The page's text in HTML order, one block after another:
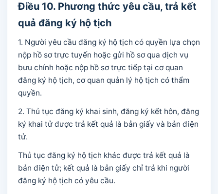
Điều 10. Phương thức yêu cầu, trả kết
quả đăng ký hộ tịch
1. Người yêu cầu đăng ký hộ tịch có quyền lựa chọn
nộp hồ sơ trực tuyến hoặc gửi hồ sơ qua dịch vụ
bưu chính hoặc nộp hồ sơ trực tiếp tại cơ quan
đăng ký hộ tịch, cơ quan quản lý hộ tịch có thẩm
quyền.
2. Thủ tục đăng ký khai sinh, đăng ký kết hôn, đăng
ký khai tử được trả kết quả là bản giấy và bản điện
tử.
Thủ tục đăng ký hộ tịch khác được trả kết quả là
bản điện tử; kết quả là bản giấy chỉ trả khi người
đăng ký hộ tịch có yêu cầu.